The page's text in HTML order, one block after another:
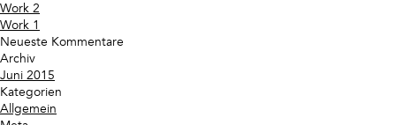
Work 2
Work 1
Neueste Kommentare
Archiv
Juni 2015
Kategorien
Allgemein